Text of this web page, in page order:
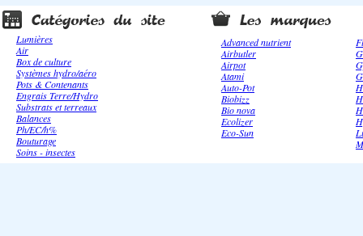
Lumières
Air
Box de culture
Systèmes hydro/aéro
Pots & Contenants
Engrais Terre/Hydro
Substrats et terreaux
Balances
Ph/EC/h%
Bouturage
Soins - insectes
Advanced nutrient
Airbutler
Airpot
Atami
Auto-Pot
Biobizz
Bio nova
Ecolizer
Eco-Sun